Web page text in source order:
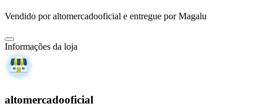
Vendido poraltomercadooficial e entregue por Magalu
Informações da loja
altomercadooficial